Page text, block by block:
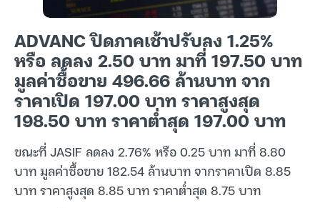
ADVANC ปิดภาคเช้าปรับลง 1.25%
หรือ ลดลง 2.50 บาท มาที่ 197.50 บาท
มูลค่าซื้อขาย 496.66 ล้านบาท จาก
ราคาเปิด 197.00 บาท ราคาสูงสุด
198.50 บาท ราคาต่ำสุด 197.00 บาท
ขณะที่ JASIF ลดลง 2.76% หรือ 0.25 บาท มาที่ 8.80
บาท มูลค่าซื้อขาย 182.54 ล้านบาท จากราคาเปิด 8.85
บาท ราคาสูงสุด 8.85 บาท ราคาต่ำสุด 8.75 บาท